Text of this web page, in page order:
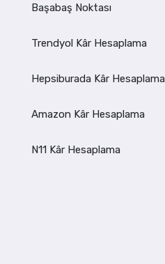
Başabaş Noktası
Trendyol Kâr Hesaplama
Hepsiburada Kâr Hesaplama
Amazon Kâr Hesaplama
N11 Kâr Hesaplama